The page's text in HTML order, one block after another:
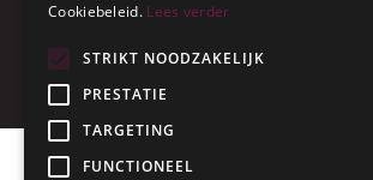
Facebook
Volg ons op social
Onze veilige betaalpartner
Cookiebeleid. Lees verder
STRIKT NOODZAKELIJK
PRESTATIE
TARGETING
FUNCTIONEEL